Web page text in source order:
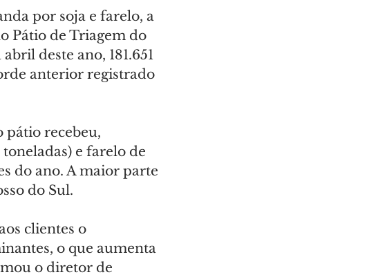
por soja e farelo, a
Pátio de Triagem do
deste ano, 181.651
anterior registrado
pátio recebeu,
e farelo de
do ano. A maior parte
do Sul.
clientes o
o que aumenta
o diretor de